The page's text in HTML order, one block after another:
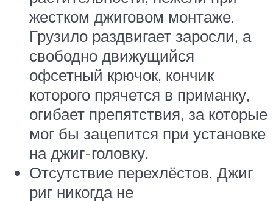
жестком джиговом монтаже.
Грузило раздвигает заросли, а
свободно движущийся
офсетный крючок, кончик
которого прячется в приманку,
огибает препятствия, за которые
мог бы зацепится при установке
на джиг-головку.
Отсутствие перехлёстов. Джиг
риг никогда не